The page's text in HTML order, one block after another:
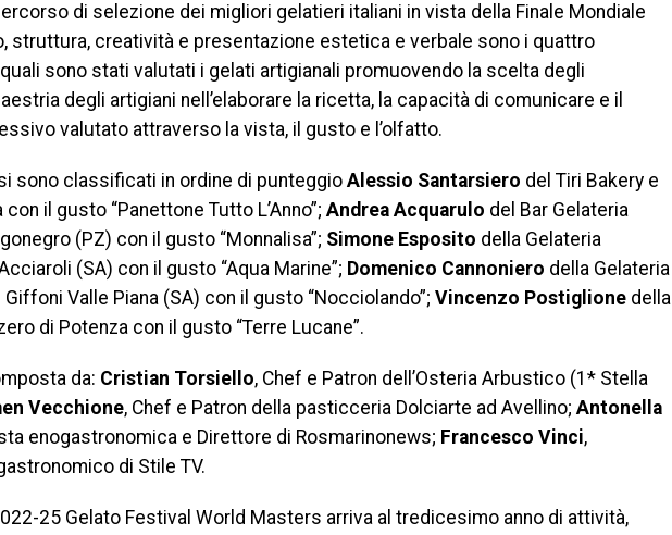
di selezione dei migliori gelatieri italiani in vista della Finale Mondiale
struttura, creatività e presentazione estetica e verbale sono i quattro
sono stati valutati i gelati artigianali promuovendo la scelta degli
degli artigiani nell’elaborare la ricetta, la capacità di comunicare e il
valutato attraverso la vista, il gusto e l’olfatto.
sono classificati in ordine di punteggioAlessio Santarsiero del Tiri Bakery e
il gusto “Panettone Tutto L’Anno”; Andrea Acquarulo del Bar Gelateria
(PZ) con il gusto “Monnalisa”; Simone Esposito della Gelateria
(SA) con il gusto “Aqua Marine”; Domenico Cannoniero della Gelateria
Valle Piana (SA) con il gusto “Nocciolando”; Vincenzo Postiglione della
di Potenza con il gusto “Terre Lucane”.
da: Cristian Torsiello, Chef e Patron dell’Osteria Arbustico (1* Stella
Vecchione, Chef e Patron della pasticceria Dolciarte ad Avellino; Antonella
enogastronomica e Direttore di Rosmarinonews; Francesco Vinci,
di Stile TV.
25 Gelato Festival World Masters arriva al tredicesimo anno di attività,